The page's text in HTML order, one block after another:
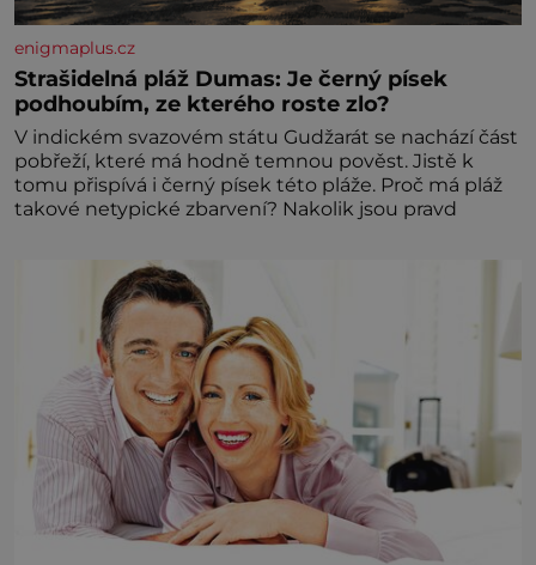
enigmaplus.cz
Strašidelná pláž Dumas: Je černý písek
podhoubím, ze kterého roste zlo?
V indickém svazovém státu Gudžarát se nachází část
pobřeží, které má hodně temnou pověst. Jistě k
tomu přispívá i černý písek této pláže. Proč má pláž
takové netypické zbarvení? Nakolik jsou pravd